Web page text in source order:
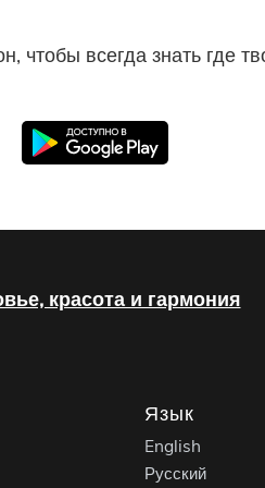
чтобы всегда знать где
красота и гармония
Язык
English
Русский